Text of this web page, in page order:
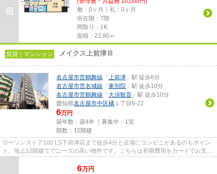
敷：0ヶ月｜礼：0ヶ月
所在階：7階
間取り：1K
面積：22.80㎡
賃貸｜マンション メイクス上前津Ⅲ
名古屋市営鶴舞線 「 上前津 」駅 徒歩6分
名古屋市営名城線 「 東別院 」駅 徒歩10分
名古屋市営鶴舞線 「 大須観音 」駅 徒歩10分
愛知県名古屋市中区橘 １丁目6-22
6万円
築年数：築4年 ｜募集中： 1室
階数：12階建
ローソンストア100 LS下前津店まで徒歩4分と近場にコンビニがあるのもポイン
ト。地上12階建てでニーズの高い物件です。こちらは初期費用をカードでお支払
6万円